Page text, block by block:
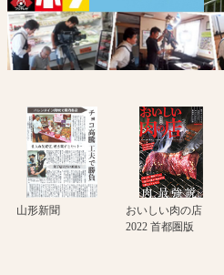
山形新聞
おいしい肉の店
2022 首都圏版